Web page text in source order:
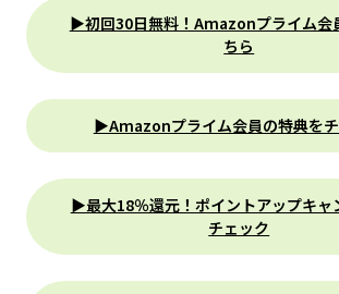
▶初回30日無料！Amazonプライム会
ちら
▶Amazonプライム会員の特典を
▶最大18％還元！ポイントアップキャ
チェック